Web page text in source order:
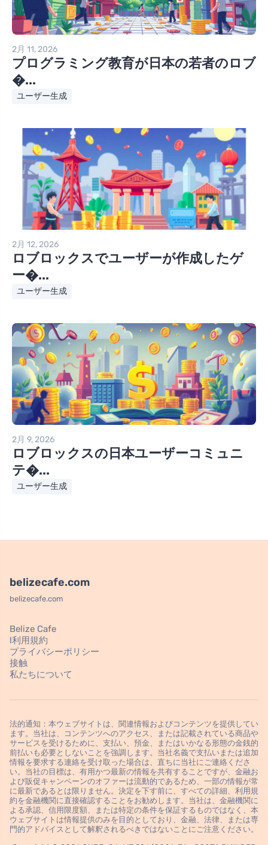
2月 11, 2026
プログラミング教育が日本の若者のロブ
�...
ユーザー生成
2月 12, 2026
ロブロックスでユーザーが作成したゲ
ー�...
ユーザー生成
2月 9, 2026
ロブロックスの日本ユーザーコミュニ
テ�...
ユーザー生成
belizecafe.com
belizecafe.com
Belize Cafe
l利用規約
プライバシーポリシー
接触
私たちについて
法的通知：本ウェブサイトは、関連情報およびコンテンツを提供してい
ます。当社は、コンテンツへのアクセス、または記載されている商品や
サービスを受けるために、支払い、預金、またはいかなる形態の金銭的
前払いも必要としないことを強調します。当社名義で支払いまたは追加
情報を要求する連絡を受け取った場合は、直ちに当社にご連絡くださ
い。当社の目標は、有用かつ最新の情報を共有することですが、金融お
よび販促キャンペーンのオファーは流動的であるため、一部の情報が常
に最新であるとは限りません。決定を下す前に、すべての詳細、利用規
約を金融機関に直接確認することをお勧めします。当社は、金融機関に
よる承認、信用限度額、または特定の条件を保証するものではなく、本
ウェブサイトは情報提供のみを目的としており、金融、法律、または専
門的アドバイスとして解釈されるべきではないことにご注意ください。